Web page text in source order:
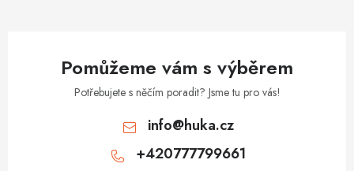
Pomůžeme vám s výběrem
Potřebujete s něčím poradit? Jsme tu pro vás!
info@huka.cz
+420777799661